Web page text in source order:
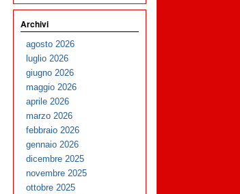
Archivi
agosto 2026
luglio 2026
giugno 2026
maggio 2026
aprile 2026
marzo 2026
febbraio 2026
gennaio 2026
dicembre 2025
novembre 2025
ottobre 2025